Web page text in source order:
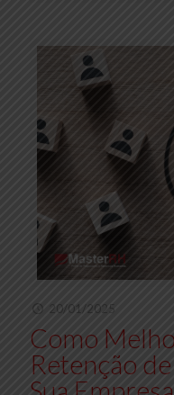
20/01/2025
Como
Retenção